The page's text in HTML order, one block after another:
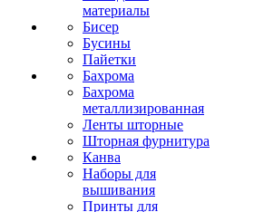
материалы
Бисер
Бусины
Пайетки
Бахрома
Бахрома
металлизированная
Ленты шторные
Шторная фурнитура
Канва
Наборы для
вышивания
Принты для